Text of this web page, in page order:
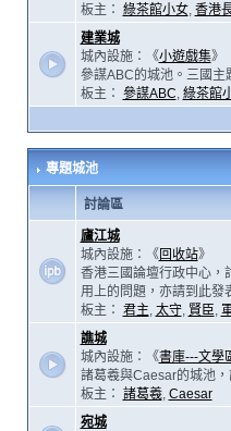
板主： 綠茶館小女, 香港
建業城
城內設施：《小遊戲集》
參謀ABC的城池。三國主
板主： 參謀ABC, 綠茶館
專題城池
討論區
廬江城
城內設施：《回收站》
香港三國論壇行政中心，
用上的問題，亦請到此發
板主： 君主, 太守, 賢臣,
譙城
城內設施：《書庫---文學
諸葛羲與Caesar的城池
板主： 諸葛羲, Caesar
宛城